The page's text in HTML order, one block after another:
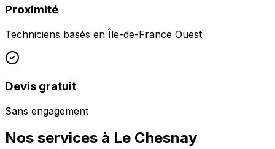
Proximité
Techniciens basés en Île-de-France Ouest
Devis gratuit
Sans engagement
Nos services à Le Chesnay